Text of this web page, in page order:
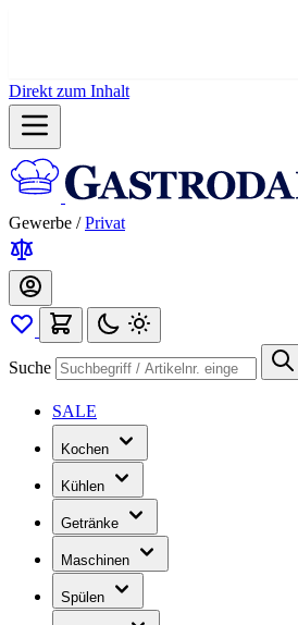
Direkt zum Inhalt
Gewerbe / Privat
Suche
SALE
Kochen
Kühlen
Getränke
Maschinen
Spülen